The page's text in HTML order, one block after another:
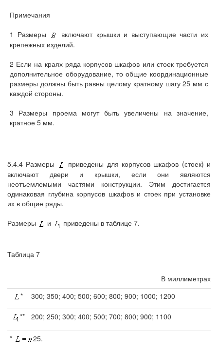
Примечания
1 Размеры
включают крышки и выступающие части их
крепежных изделий.
2 Если на краях ряда корпусов шкафов или стоек требуется
дополнительное оборудование, то общие координационные
размеры должны быть равны целому кратному шагу 25 мм с
каждой стороны.
3 Размеры проема могут быть увеличены на значение,
кратное 5 мм.
5.4.4 Размеры
приведены для корпусов шкафов (стоек) и
включают двери и крышки, если они являются
неотъемлемыми частями конструкции. Этим достигается
одинаковая глубина корпусов шкафов и стоек при установке
их в общие ряды.
Размеры
и приведены в таблице 7.
Таблица 7
В миллиметрах
*
300; 350; 400; 500; 600; 800; 900; 1000; 1200
** 200; 250; 300; 400; 500; 700; 800; 900; 1100
* 25.